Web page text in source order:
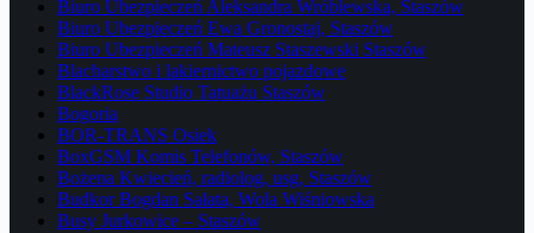
Biuro Ubezpieczeń Aleksandra Wróblewska, Staszów
Biuro Ubezpieczeń Ewa Gronostaj, Staszów
Biuro Ubezpieczeń Mateusz Staszewski Staszów
Blacharstwo i lakiernictwo pojazdowe
BlackRose Studio Tatuażu Staszów
Bogoria
BOR-TRANS Osiek
BoxGSM Komis Telefonów, Staszów
Bożena Kwiecień, radiolog, usg, Staszów
Budkor Bogdan Sałata, Wola Wiśniowska
Busy Jurkowice – Staszów